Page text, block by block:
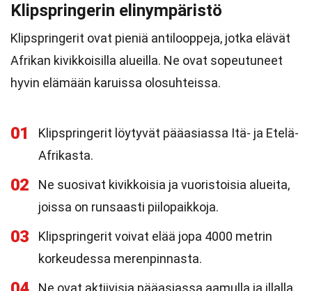
Klipspringerin elinympäristö
Klipspringerit ovat pieniä antilooppeja, jotka elävät
Afrikan kivikkoisilla alueilla. Ne ovat sopeutuneet
hyvin elämään karuissa olosuhteissa.
01
Klipspringerit löytyvät pääasiassa Itä- ja Etelä-
Afrikasta.
02
Ne suosivat kivikkoisia ja vuoristoisia alueita,
joissa on runsaasti piilopaikkoja.
03
Klipspringerit voivat elää jopa 4000 metrin
korkeudessa merenpinnasta.
Ne ovat aktiivisia pääasiassa aamulla ja illalla,